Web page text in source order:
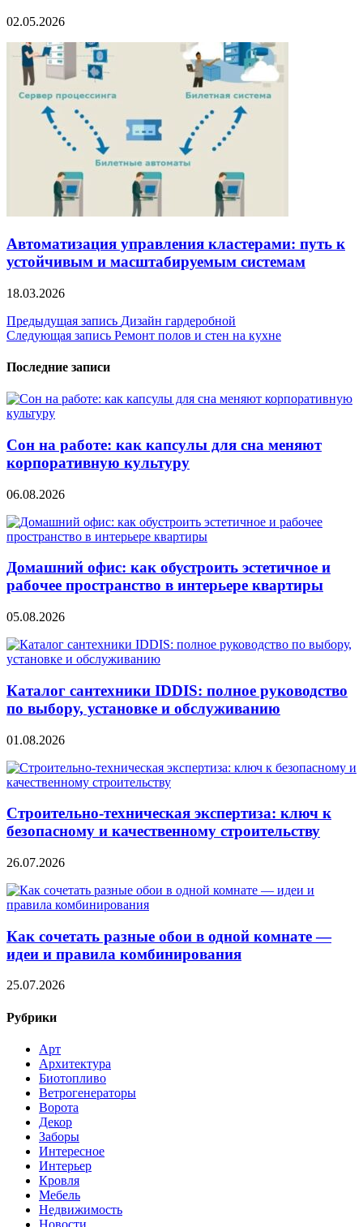
02.05.2026
Автоматизация управления кластерами: путь к
устойчивым и масштабируемым системам
18.03.2026
Навигация
по
записям
Предыдущая запись Дизайн гардеробной
Следующая запись Ремонт полов и стен на кухне
Последние записи
Сон на работе: как капсулы для сна меняют
корпоративную культуру
06.08.2026
Домашний офис: как обустроить эстетичное и
рабочее пространство в интерьере квартиры
05.08.2026
Каталог сантехники IDDIS: полное руководство
по выбору, установке и обслуживанию
01.08.2026
Строительно‑техническая экспертиза: ключ к
безопасному и качественному строительству
26.07.2026
Как сочетать разные обои в одной комнате —
идеи и правила комбинирования
25.07.2026
Рубрики
Арт
Архитектура
Биотопливо
Ветрогенераторы
Ворота
Декор
Заборы
Интересное
Интерьер
Кровля
Мебель
Недвижимость
Новости